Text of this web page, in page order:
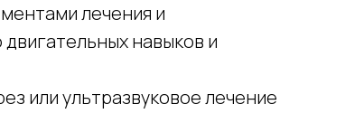
лечения и
навыков и
или ультразвуковое лечение